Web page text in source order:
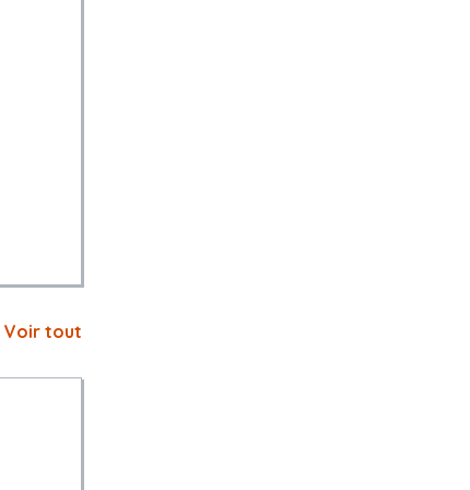
des
Voir tout